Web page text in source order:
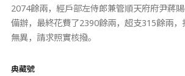
2074餘兩，經戶部左侍郎兼管順天府府尹蔣
備辦，最終花費了2390餘兩，超支315餘兩
無異，請求照實核撥。
典藏號